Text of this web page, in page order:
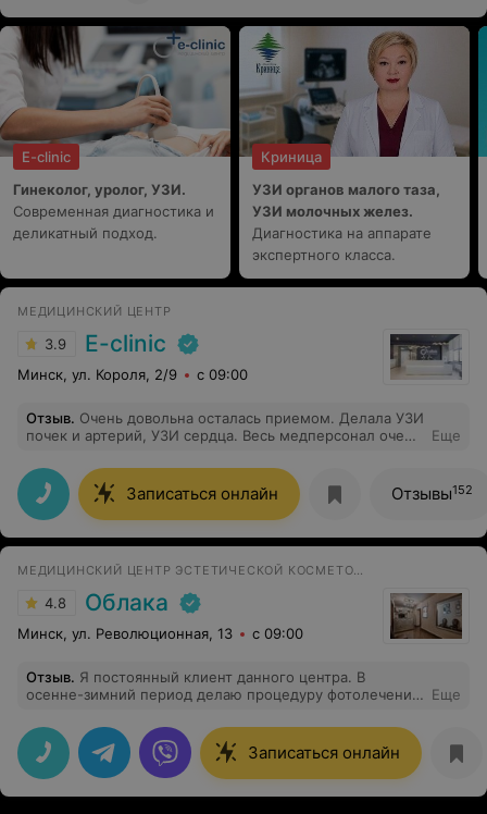
E-clinic
Гинеколог, уролог, УЗИ.
Современная диагностика и
деликатный подход.
Криница
УЗИ органов малого таза,
УЗИ молочных желез.
Диагностика на аппарате
экспертного класса.
МЕДИЦИНСКИЙ ЦЕНТР
3.9 E-clinic
Минск, ул. Короля, 2/9 с 09:00
Отзыв. Очень довольна осталась приемом. Делала УЗИ
почек и артерий, УЗИ сердца. Весь медперсонал очень
за теплый прием. Желаю вам побольше хороших
клиентов
Еще
Записаться онлайн Отзывы152
МЕДИЦИНСКИЙ ЦЕНТР ЭСТЕТИЧЕСКОЙ КОСМЕТОЛОГИИ И ГИНЕКОЛОГИИ
4.8 Облака
Минск, ул. Революционная, 13 с 09:00
Отзыв. Я постоянный клиент данного центра. В
осенне-зимний период делаю процедуру фотолечение
эпиляции. Хочу отметить,что это не больно,нет
неприятных ощущений. Если Вы делали хоть раз
восковую эпиляцию,то Вы знаете,что такое больно((((
Отдельная благодарность - Ольге-очень грамотная и
квалифицированная девушка)
Еще
Записаться онлайн